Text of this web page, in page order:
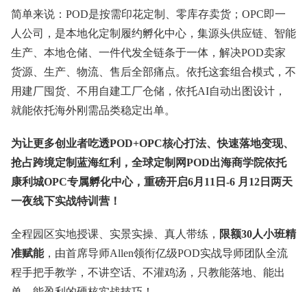
简单来说：POD是按需印花定制、零库存卖货；OPC即一
人公司，是本地化定制履约孵化中心，集源头供应链、智能
生产、本地仓储、一件代发全链条于一体，解决POD卖家
货源、生产、物流、售后全部痛点。依托这套组合模式，不
用建厂囤货、不用自建工厂仓储，依托AI自动出图设计，
就能依托海外刚需品类稳定出单。
为让更多创业者吃透POD+OPC核心打法、快速落地变现、
抢占跨境定制蓝海红利，全球定制网POD出海商学院依托
康利城OPC专属孵化中心，重磅开启6月11日-6 月12日两天
一夜线下实战特训营！
全程园区实地授课、实景实操、真人带练， 限额30人小班精
准赋能，由首席导师Allen领衔亿级POD实战导师团队全流
程手把手教学，不讲空话、不灌鸡汤，只教能落地、能出